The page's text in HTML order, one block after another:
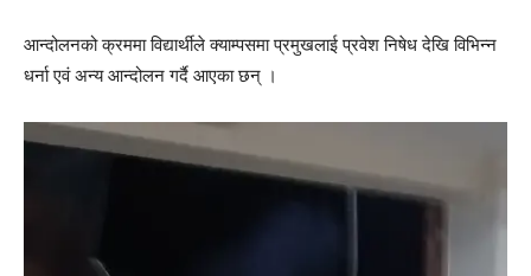
आन्दोलनको क्रममा विद्यार्थीले क्याम्पसमा प्रमुखलाई प्रवेश निषेध देखि विभिन्न
धर्ना एवं अन्य आन्दोलन गर्दै आएका छन् ।